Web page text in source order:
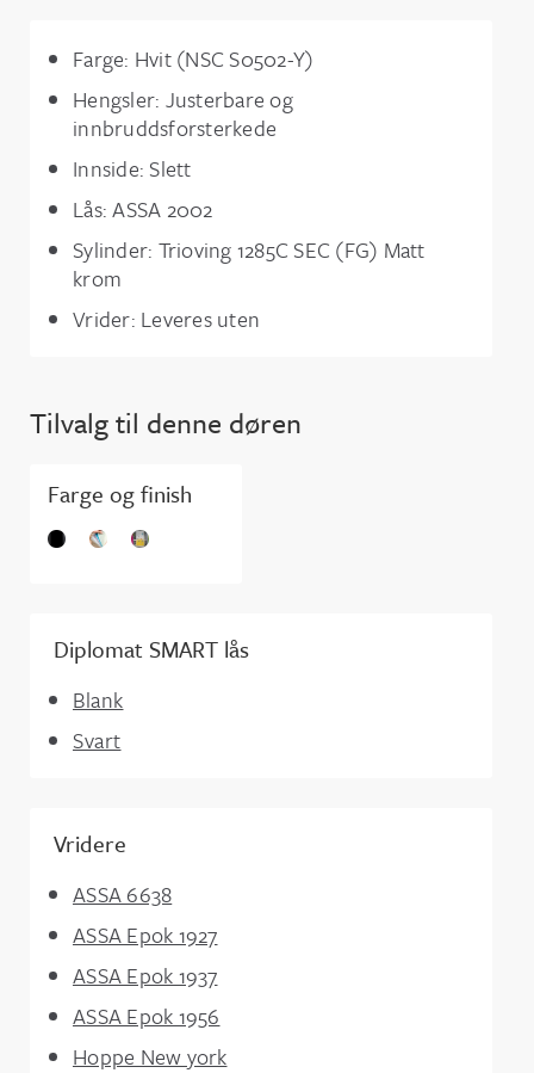
Farge: Hvit (NSC S0502-Y)
Hengsler: Justerbare og
innbruddsforsterkede
Innside: Slett
Lås: ASSA 2002
Sylinder: Trioving 1285C SEC (FG) Matt
krom
Vrider: Leveres uten
Tilvalg til denne døren
Farge og finish
Diplomat SMART lås
Blank
Svart
Vridere
ASSA 6638
ASSA Epok 1927
ASSA Epok 1937
ASSA Epok 1956
Hoppe New york